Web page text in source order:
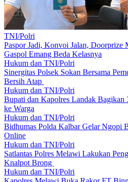
TNI/Polri
Paspor Jadi, Konvoi Jalan, Doorprize
Gaspol Emang Beda Kelasnya
Hukum dan TNI/Polri
Sinergitas Polsek Sokan Bersama
Bersih Atap
Hukum dan TNI/Polri
Bupati dan Kapolres Landak Bagikan
ke Warga
Hukum dan TNI/Polri
Bidhumas Polda Kalbar Gelar Ngopi
Online
Hukum dan TNI/Polri
Satlantas Polres Melawi Lakukan
Knalpot Brong
Hukum dan TNI/Polri